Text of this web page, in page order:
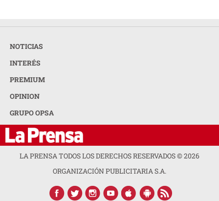
NOTICIAS
INTERÉS
PREMIUM
OPINION
GRUPO OPSA
LA PRENSA TODOS LOS DERECHOS RESERVADOS ©2026
ORGANIZACIÓN PUBLICITARIA S.A.